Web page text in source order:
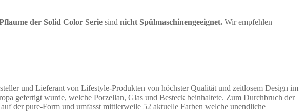
der Solid Color Serie sind nicht Spülmaschinengeeignet. Wir empfehlen
und Lieferant von Lifestyle-Produkten von höchster Qualität und zeitlosem Design im
gefertigt wurde, welche Porzellan, Glas und Besteck beinhaltete. Zum Durchbruch der
der pure-Form und umfasst mittlerweile 52 aktuelle Farben welche unendliche